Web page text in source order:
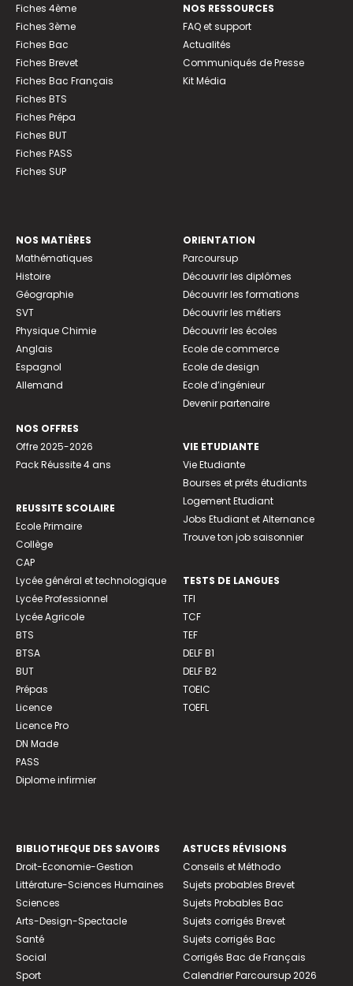
Fiches 4ème
Fiches 3ème
Fiches Bac
Fiches Brevet
Fiches Bac Français
Fiches BTS
Fiches Prépa
Fiches BUT
Fiches PASS
Fiches SUP
NOS RESSOURCES
FAQ et support
Actualités
Communiqués de Presse
Kit Média
NOS MATIÈRES
Mathématiques
Histoire
Géographie
SVT
Physique Chimie
Anglais
Espagnol
Allemand
NOS OFFRES
Offre 2025-2026
Pack Réussite 4 ans
REUSSITE SCOLAIRE
Ecole Primaire
Collège
CAP
Lycée général et technologique
Lycée Professionnel
Lycée Agricole
BTS
BTSA
BUT
Prépas
Licence
Licence Pro
DN Made
PASS
Diplome infirmier
ORIENTATION
Parcoursup
Découvrir les diplômes
Découvrir les formations
Découvrir les métiers
Découvrir les écoles
Ecole de commerce
Ecole de design
Ecole d’ingénieur
Devenir partenaire
VIE ETUDIANTE
Vie Etudiante
Bourses et prêts étudiants
Logement Etudiant
Jobs Etudiant et Alternance
Trouve ton job saisonnier
TESTS DE LANGUES
TFI
TCF
TEF
DELF B1
DELF B2
TOEIC
TOEFL
BIBLIOTHEQUE DES SAVOIRS
Droit-Economie-Gestion
Littérature-Sciences Humaines
Sciences
Arts-Design-Spectacle
Santé
Social
Sport
ASTUCES RÉVISIONS
Conseils et Méthodo
Sujets probables Brevet
Sujets Probables Bac
Sujets corrigés Brevet
Sujets corrigés Bac
Corrigés Bac de Français
Calendrier Parcoursup 2026